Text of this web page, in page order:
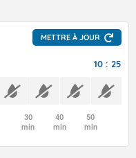
METTRE À JOUR
10 : 25
30
min
40
min
50
min